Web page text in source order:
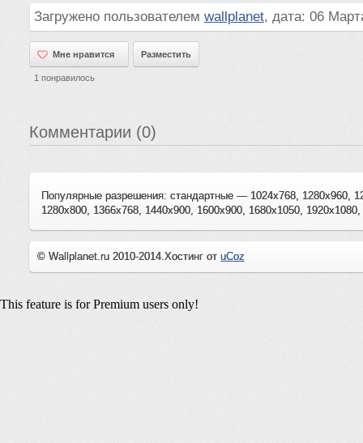
Загружено пользователем wallplanet, дата: 06
Мне нравится
Мне нравится Разместить
1 понравилось
Комментарии (0)
Популярные разрешения: стандартные — 1024x768, 1280x960,
1280x800, 1366x768, 1440x900, 1600x900, 1680x1050,
© Wallplanet.ru 2010-2014.Хостинг от uCoz
This feature is for Premium users only!